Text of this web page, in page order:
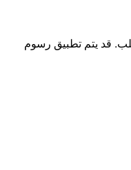
قد يتم تطبيق رسوم